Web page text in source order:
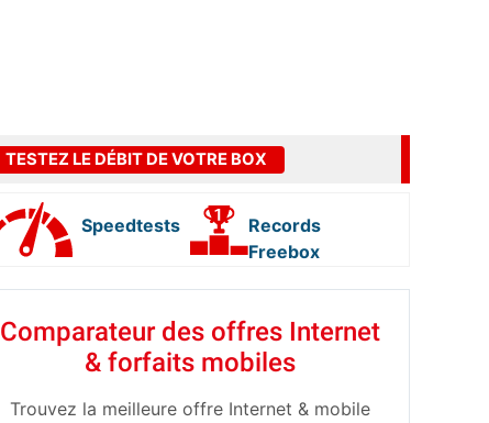
TESTEZ LE DÉBIT DE VOTRE BOX
Speedtests
Records
Freebox
Comparateur des offres Internet
& forfaits mobiles
Trouvez la meilleure offre Internet & mobile